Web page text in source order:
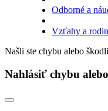
Odborné a
Vzťahy a
Našli ste chybu alebo
Nahlásiť chybu